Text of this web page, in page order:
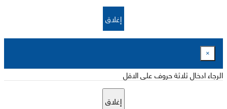
إغلاق
×
الرجاء ادخال ثلاثة حروف على الاقل
إغلاق